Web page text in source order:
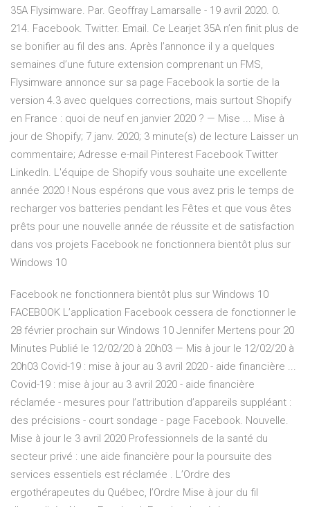
35A Flysimware. Par. Geoffray Lamarsalle - 19 avril 2020. 0.
214. Facebook. Twitter. Email. Ce Learjet 35A n’en finit plus de
se bonifier au fil des ans. Après l’annonce il y a quelques
semaines d’une future extension comprenant un FMS,
Flysimware annonce sur sa page Facebook la sortie de la
version 4.3 avec quelques corrections, mais surtout Shopify
en France : quoi de neuf en janvier 2020 ? — Mise ... Mise à
jour de Shopify; 7 janv. 2020; 3 minute(s) de lecture Laisser un
commentaire; Adresse e-mail Pinterest Facebook Twitter
LinkedIn. L'équipe de Shopify vous souhaite une excellente
année 2020 ! Nous espérons que vous avez pris le temps de
recharger vos batteries pendant les Fêtes et que vous êtes
prêts pour une nouvelle année de réussite et de satisfaction
dans vos projets Facebook ne fonctionnera bientôt plus sur
Windows 10
Facebook ne fonctionnera bientôt plus sur Windows 10
FACEBOOK L’application Facebook cessera de fonctionner le
28 février prochain sur Windows 10 Jennifer Mertens pour 20
Minutes Publié le 12/02/20 à 20h03 — Mis à jour le 12/02/20 à
20h03 Covid-19 : mise à jour au 3 avril 2020 - aide financière ...
Covid-19 : mise à jour au 3 avril 2020 - aide financière
réclamée - mesures pour l’attribution d’appareils suppléant :
des précisions - court sondage - page Facebook. Nouvelle.
Mise à jour le 3 avril 2020 Professionnels de la santé du
secteur privé : une aide financière pour la poursuite des
services essentiels est réclamée . L’Ordre des
ergothérapeutes du Québec, l’Ordre Mise à jour du fil